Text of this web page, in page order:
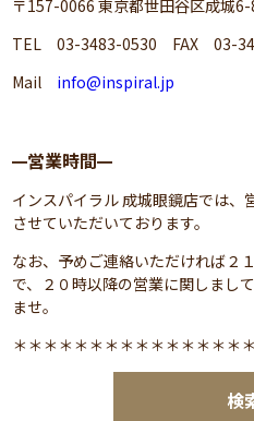
検
〒157-0066 東京都世田谷区成城
TEL 03-3483-0530 FAX 03-
Mail info@inspiral.jp
━営業時間━
インスパイラル 成城眼鏡店では、
させていただいております。
なお、予めご連絡いただければ２
で、２０時以降の営業に関しまし
ませ。
＊＊＊＊＊＊＊＊＊＊＊＊＊＊＊